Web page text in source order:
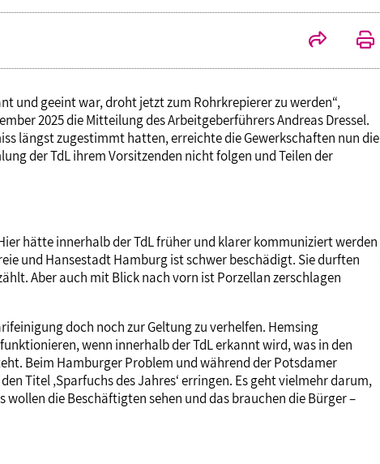
Stellungnahmen
und geeint war, droht jetzt zum Rohrkrepierer zu werden“,
2025 die Mitteilung des Arbeitgeberführers Andreas Dressel.
längst zugestimmt hatten, erreichte die Gewerkschaften nun die
der TdL ihrem Vorsitzenden nicht folgen und Teilen der
hätte innerhalb der TdL früher und klarer kommuniziert werden
und Hansestadt Hamburg ist schwer beschädigt. Sie durften
Aber auch mit Blick nach vorn ist Porzellan zerschlagen
doch noch zur Geltung zu verhelfen. Hemsing
wenn innerhalb der TdL erkannt wird, was in den
Beim Hamburger Problem und während der Potsdamer
Titel ‚Sparfuchs des Jahres‘ erringen. Es geht vielmehr darum,
die Beschäftigten sehen und das brauchen die Bürger –